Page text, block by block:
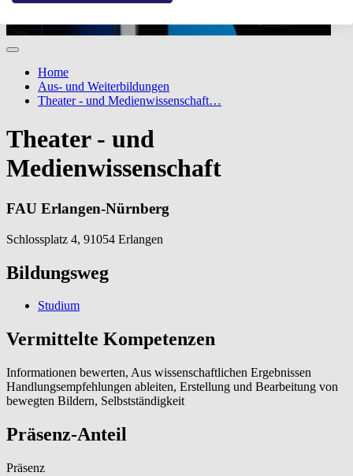
Home
Aus- und Weiterbildungen
Theater - und Medienwissenschaft…
Theater - und
Medienwissenschaft
FAU Erlangen-Nürnberg
Schlossplatz 4, 91054 Erlangen
Bildungsweg
Studium
Vermittelte Kompetenzen
Informationen bewerten, Aus wissenschaftlichen Ergebnissen
Handlungsempfehlungen ableiten, Erstellung und Bearbeitung von
bewegten Bildern, Selbstständigkeit
Präsenz-Anteil
Präsenz